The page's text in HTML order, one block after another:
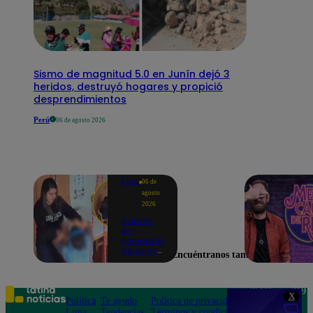
X
Sismo de magnitud 5.0 en Junín dejó 3
heridos, destruyó hogares y propició
desprendimientos
Perú 06 de agosto 2026
Lima 06 de
agosto
2026
Captan
en
cámara la
agresión
niño con
autismo:
madre
Encuéntranos también en
Política Te ayudo
Política de privacidad
Teléfono: 219